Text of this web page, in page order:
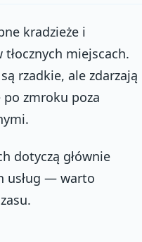
kradzieże i
tłocznych miejscach.
rzadkie, ale zdarzają
po zmroku poza
dotyczą głównie
usług — warto